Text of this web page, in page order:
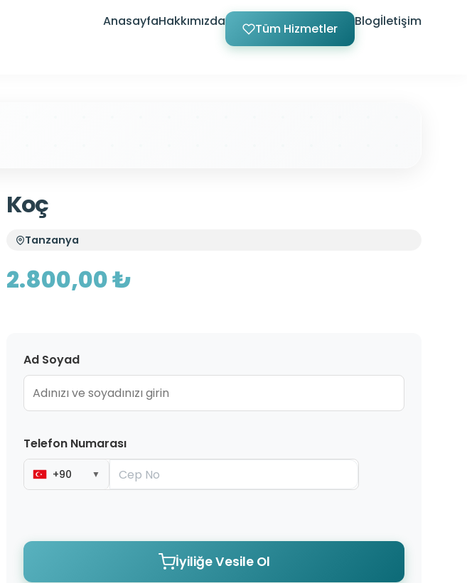
AnasayfaHakkımızda Tüm Hizmetler Blogİletişim
Koç
Tanzanya
2.800,00 ₺
Ad Soyad
Telefon Numarası
+90 ▼
İyiliğe Vesile Ol